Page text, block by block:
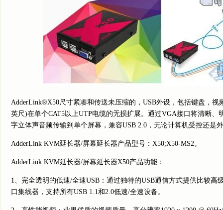
AdderLink®X50尺寸紧凑和传送未压缩的，USB外设，包括键盘，视
英尺)在单个CAT5以上UTP电缆的无损扩展。通过VGA接口将清晰、
字立体声音频传输到单个屏幕，兼容USB 2.0，无论计算机受控还是
AdderLink KVM延长器/屏幕延长器产品型号：X50;X50-MS2。
AdderLink KVM延长器/屏幕延长器X50产品功能：
1、完全透明的低速/全速USB：通过独特的USB通信方式提供比较高
口集线器，支持所有USB 1.1和2.0低速/全速设备。